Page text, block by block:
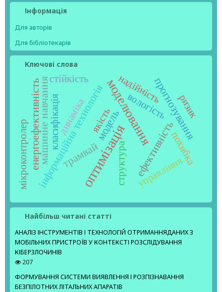
Інформація
Для авторів
Для бібліотекарів
Ключові слова
оптимізація
моделювання
інформаційна технологія ефективність
машинне навчання модель прогнозування
енергоефективність трамвай
вологість ризик
управління
структура
стійкість
мікроконтролер якість
класифікаціядинаміка
надійність
похибка
Найбільш читані статті
АНАЛІЗ ІНСТРУМЕНТІВ І ТЕХНОЛОГІЙ ОТРИМАННЯДАНИХ З
МОБІЛЬНИХ ПРИСТРОЇВ У КОНТЕКСТІ РОЗСЛІДУВАННЯ
КІБЕРЗЛОЧИНІВ
207
ФОРМУВАННЯ СИСТЕМИ ВИЯВЛЕННЯ І РОЗПІЗНАВАННЯ
БЕЗПІЛОТНИХ ЛІТАЛЬНИХ АПАРАТІВ